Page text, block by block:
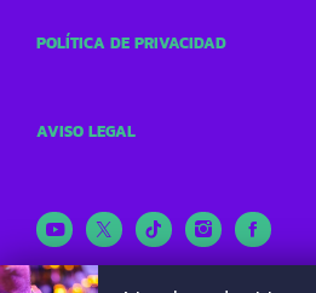
POLÍTICA DE PRIVACIDAD
AVISO LEGAL